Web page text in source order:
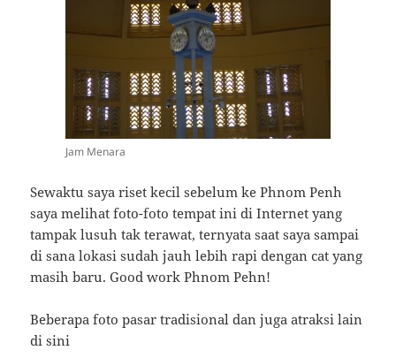
Jam Menara
Sewaktu saya riset kecil sebelum ke Phnom Penh
saya melihat foto-foto tempat ini di Internet yang
tampak lusuh tak terawat, ternyata saat saya sampai
di sana lokasi sudah jauh lebih rapi dengan cat yang
masih baru. Good work Phnom Pehn!
Beberapa foto pasar tradisional dan juga atraksi lain
di sini